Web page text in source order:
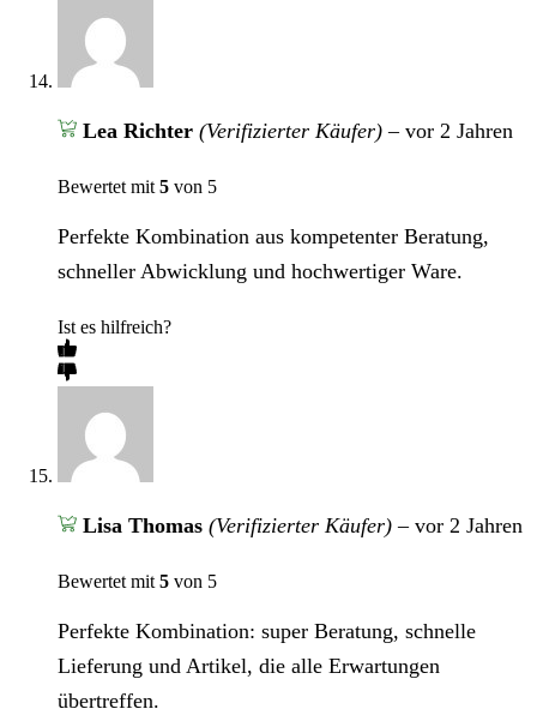
Lea Richter (Verifizierter Käufer) – vor 2 Jahren
Bewertet mit 5 von 5
Perfekte Kombination aus kompetenter Beratung,
schneller Abwicklung und hochwertiger Ware.
Ist es hilfreich?
Lisa Thomas (Verifizierter Käufer) – vor 2 Jahren
Bewertet mit 5 von 5
Perfekte Kombination: super Beratung, schnelle
Lieferung und Artikel, die alle Erwartungen
übertreffen.